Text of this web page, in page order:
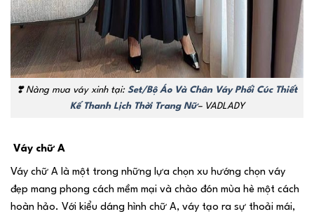
❣️Nàng mua váy xinh tại: Set/Bộ Áo Và Chân Váy Phối Cúc Thiết
Kế Thanh Lịch Thời Trang Nữ– VADLADY
Váy chữ A
Váy chữ A là một trong những lựa chọn xu hướng chọn váy
đẹp mang phong cách mềm mại và chào đón mùa hè một cách
hoàn hảo. Với kiểu dáng hình chữ A, váy tạo ra sự thoải mái,